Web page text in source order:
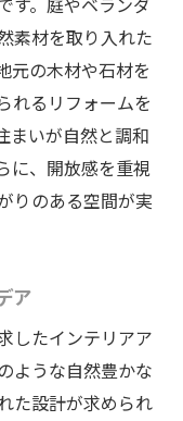
す。庭やベランダ
素材を取り入れた
元の木材や石材を
れるリフォームを
まいが自然と調和
に、開放感を重視
りのある空間が実
ア
したインテリアア
ような自然豊かな
た設計が求められ